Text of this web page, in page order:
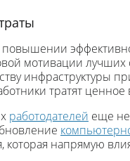
повышении
мотивации лучших
инфраструктуры
тратят
работодателей еще
напрямую